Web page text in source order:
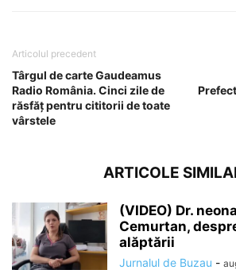
Articolul precedent
Târgul de carte Gaudeamus
Radio România. Cinci zile de
răsfăț pentru cititorii de toate
vârstele
ARTICOLE
(VIDEO) Dr.
Cemurtan,
alăptării
Jurnalul de Buzau -